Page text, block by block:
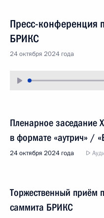
Пресс-конференция
БРИКС
24 октября 2024 года
Пленарное заседание
в формате «аутрич» /
24 октября 2024 года
Торжественный приём
саммита БРИКС